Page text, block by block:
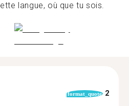
langue, où que tu sois.
format_quote 2